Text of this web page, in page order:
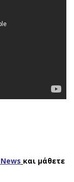
και μάθετε